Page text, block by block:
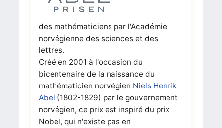
des mathématiciens par l'Académie
norvégienne des sciences et des
lettres.
Créé en 2001 à l'occasion du
bicentenaire de la naissance du
mathématicien norvégien Niels Henrik
Abel (1802-1829) par le gouvernement
norvégien, ce prix est inspiré du prix
Nobel, qui n'existe pas en